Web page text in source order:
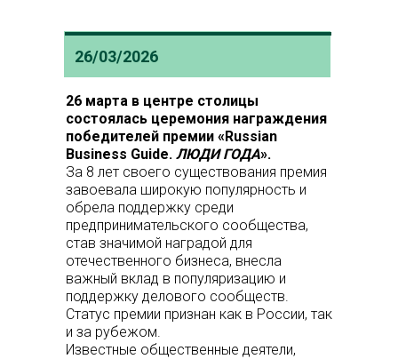
26/03/2026
26 марта в центре столицы
состоялась церемония награждения
победителей премии «Russian
Business Guide. ЛЮДИ ГОДА».
За 8 лет своего существования премия
завоевала широкую популярность и
обрела поддержку среди
предпринимательского сообщества,
став значимой наградой для
отечественного бизнеса, внесла
важный вклад в популяризацию и
поддержку делового сообществ.
Статус премии признан как в России, так
и за рубежом.
Известные общественные деятели,